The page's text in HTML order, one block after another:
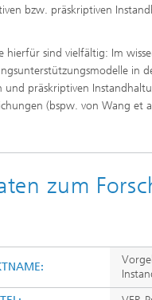
bzw. präskriptiven
hierfür sind vielfältig: Im
in
und präskriptiven
(bspw. von Wang et
zum